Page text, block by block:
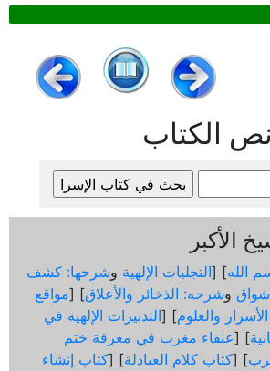
الكتاب
الأكبر
الله] [التجليات الإلهية وشرحها: كشف
وشرحه: الذخائر والأعلاق] [مواقع
والعلوم] [التدبيرات الإلهية في
] [عنقاء مغرب في معرفة ختم
] [كتاب كلام العبادلة] [كتاب إنشاء